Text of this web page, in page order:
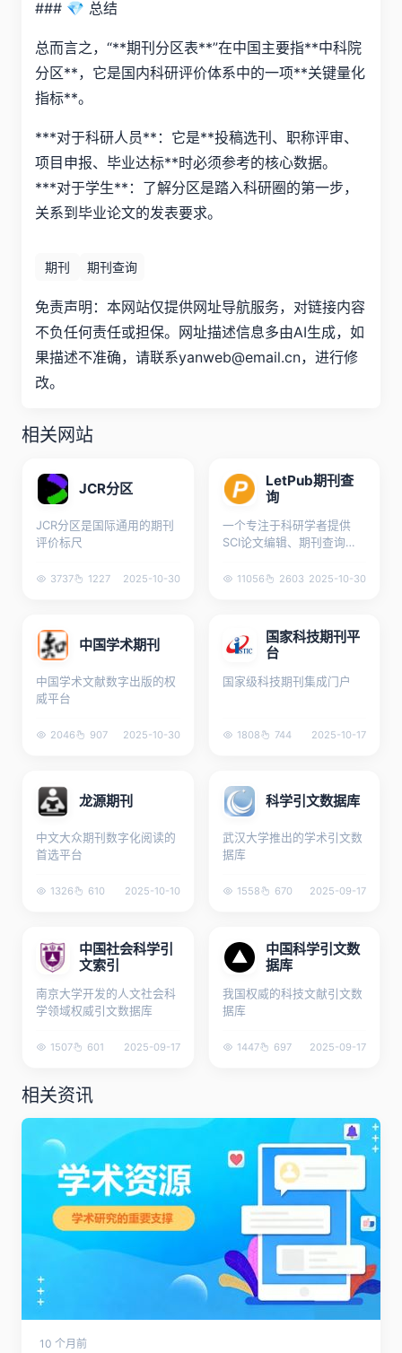
### 💎 总结
总而言之，“**期刊分区表**”在中国主要指**中科院
分区**，它是国内科研评价体系中的一项**关键量化
指标**。
***对于科研人员**：它是**投稿选刊、职称评审、
项目申报、毕业达标**时必须参考的核心数据。
***对于学生**：了解分区是踏入科研圈的第一步，
关系到毕业论文的发表要求。
期刊 期刊查询
免责声明：本网站仅提供网址导航服务，对链接内容
不负任何责任或担保。网址描述信息多由AI生成，如
果描述不准确，请联系yanweb@email.cn，进行修
改。
相关网站
JCR分区
JCR分区是国际通用的期刊
评价标尺
3737 1227 2025-10-30
LetPub期刊查
询
一个专注于科研学者提供
SCI论文编辑、期刊查询、
平台11056 2603 2025-10-30
中国学术期刊
中国学术文献数字出版的权
威平台
2046 907 2025-10-30
国家科技期刊平
台
国家级科技期刊集成门户
1808 744 2025-10-17
龙源期刊
中文大众期刊数字化阅读的
首选平台
1326 610 2025-10-10
科学引文数据库
武汉大学推出的学术引文数
据库
1558 670 2025-09-17
中国社会科学引
文索引
南京大学开发的人文社会科
学领域权威引文数据库
1507 601 2025-09-17
中国科学引文数
据库
我国权威的科技文献引文数
据库
1447 697 2025-09-17
相关资讯
10 个月前